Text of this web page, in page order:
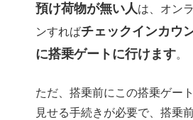
預け荷物が無い人は、オン
ンすればチェックインカウ
に搭乗ゲートに行けます。
ただ、搭乗前にこの搭乗ゲー
見せる手続きが必要で、搭乗